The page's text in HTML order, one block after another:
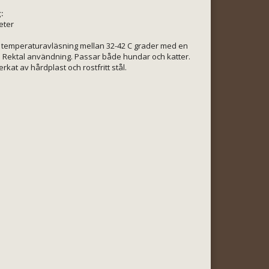
mellan 32-42 C grader med en
Rektal användning. Passar både hundar och katter.
av hårdplast och rostfritt stål.